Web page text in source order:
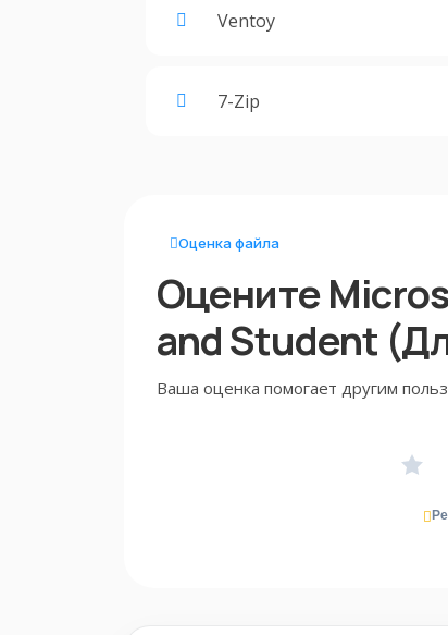
Ventoy
7-Zip
Оценка файла
Оцените
and Student
Ваша оценка помогает другим